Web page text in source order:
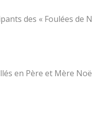
des « Foulées de
en Père et Mère